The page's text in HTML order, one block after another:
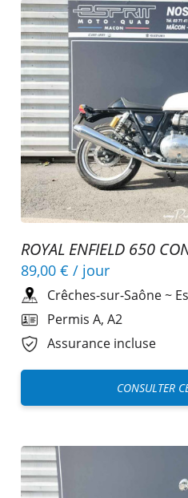
ROYAL ENFIELD 650
89,00 € / jour
Crêches-sur-Saône~
Permis A, A2
Assurance incluse
CONSULTER